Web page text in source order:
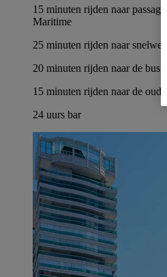
15 minuten rijden naar
Maritime
25 minuten rijden naar snelweg
20 minuten rijden naar de
15 minuten rijden naar de oude
24 uurs bar